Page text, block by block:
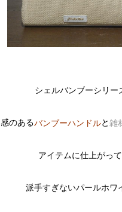
シェルバンブーシリー
感のあるバンブーハンドルと雑
アイテムに仕上がっ
派手すぎないパールホワ